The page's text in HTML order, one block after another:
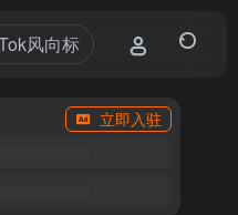
风向标
立即入驻